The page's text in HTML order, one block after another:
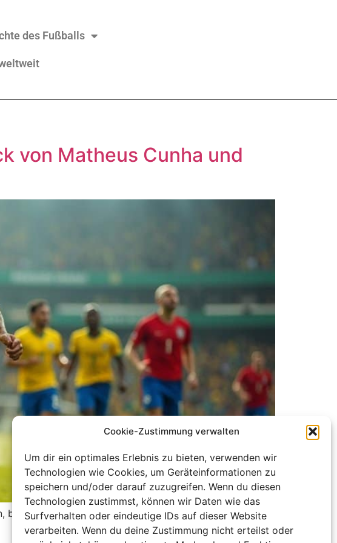
Cookie-Zustimmung verwalten
Um dir ein optimales Erlebnis zu bieten, verwenden wir
Technologien wie Cookies, um Geräteinformationen zu
speichern und/oder darauf zuzugreifen. Wenn du diesen
Technologien zustimmst, können wir Daten wie das
Surfverhalten oder eindeutige IDs auf dieser Website
verarbeiten. Wenn du deine Zustimmung nicht erteilst oder
des Fußballs
von Matheus Cunha und
bleiben Fragen offen, was dieser deutliche Sieg wirklich